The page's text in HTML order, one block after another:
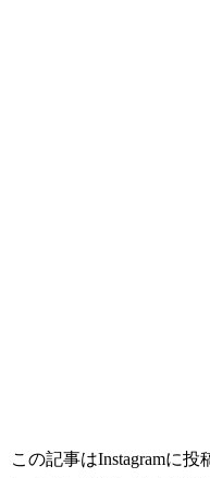
この記事はInstagramに